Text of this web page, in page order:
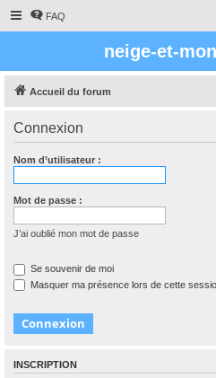
FAQ
neige-et-
Accueil du forum
Connexion
Nom d’utilisateur :
Mot de passe :
J’ai oublié mon mot de passe
Se souvenir de moi
Masquer ma présence lors de cette
INSCRIPTION